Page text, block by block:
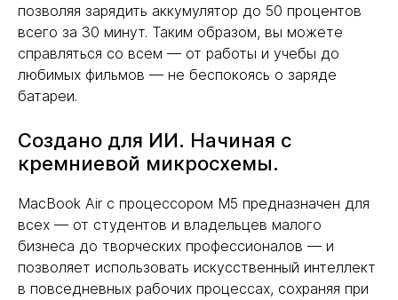
позволяя зарядить аккумулятор до 50 процентов
всего за 30 минут. Таким образом, вы можете
справляться со всем — от работы и учебы до
любимых фильмов — не беспокоясь о заряде
батареи.
Создано для ИИ. Начиная с
кремниевой микросхемы.
MacBook Air с процессором M5 предназначен для
всех — от студентов и владельцев малого
бизнеса до творческих профессионалов — и
позволяет использовать искусственный интеллект
в повседневных рабочих процессах, сохраняя при